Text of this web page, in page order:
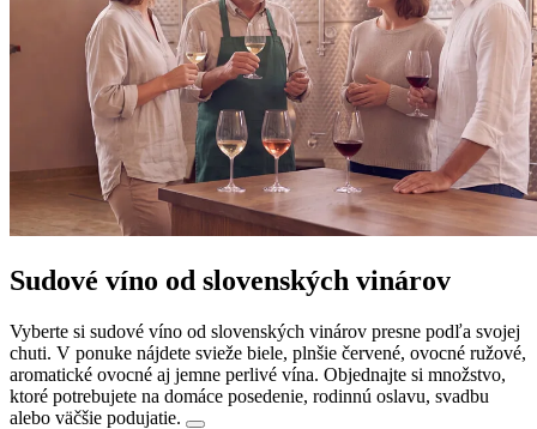
Sudové víno od slovenských vinárov
Vyberte si sudové víno od slovenských vinárov presne podľa svojej
chuti. V ponuke nájdete svieže biele, plnšie červené, ovocné ružové,
aromatické ovocné aj jemne perlivé vína. Objednajte si množstvo,
ktoré potrebujete na domáce posedenie, rodinnú oslavu, svadbu
alebo väčšie podujatie.